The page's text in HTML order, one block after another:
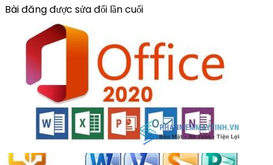
Bài đăng được sửa đổi lần cuối